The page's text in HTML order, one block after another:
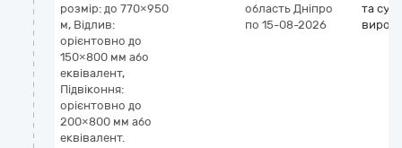
розмір: до 770×950
м, Відлив:
орієнтовно до
150×800 мм або
еквівалент,
Підвіконня:
орієнтовно до
200×800 мм або
еквівалент.
область Дніпро
по 15-08-2026
та